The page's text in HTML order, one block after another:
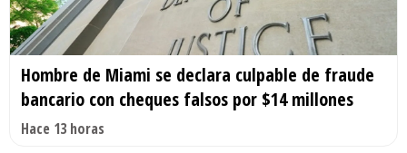
Hombre de Miami se declara culpable de fraude
bancario con cheques falsos por $14 millones
Hace 13 horas